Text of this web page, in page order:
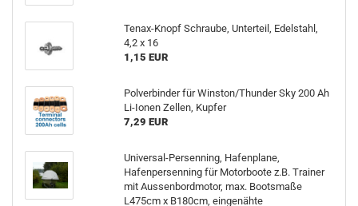
Tenax-Knopf Schraube, Unterteil, Edelstahl,
4,2 x 16
1,15 EUR
Polverbinder für Winston/Thunder Sky 200 Ah
Li-Ionen Zellen, Kupfer
7,29 EUR
Universal-Persenning, Hafenplane,
Hafenpersenning für Motorboote z.B. Trainer
mit Aussenbordmotor, max. Bootsmaße
L475cm x B180cm, eingenähte